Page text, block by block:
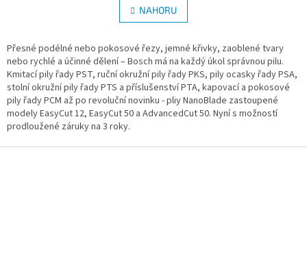
l
á
a
c
í
p
r
v
n
k
v
á
n
í
NAHORU
Přesné podélné nebo pokosové řezy, jemné křivky, zaoblené tvary
nebo rychlé a účinné dělení – Bosch má na každý úkol správnou pilu.
Kmitací pily řady PST, ruční okružní pily řady PKS, pily ocasky řady PSA,
stolní okružní pily řady PTS a příslušenství PTA, kapovací a pokosové
pily řady PCM až po revoluční novinku - pliy NanoBlade zastoupené
modely EasyCut 12, EasyCut 50 a AdvancedCut 50. Nyní s možností
prodloužené záruky na 3 roky.